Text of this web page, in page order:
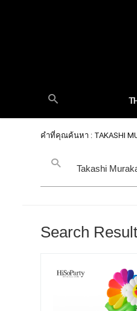
คำที่คุณค้นหา : TAKASHI
Search Result